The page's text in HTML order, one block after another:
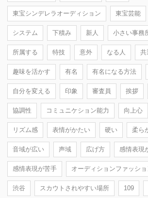
東宝シンデレラオーディション 東宝芸能
システム 下積み 新人 小さい事務
所属する 特技 意外 なる人 共
趣味を活かす 有名 有名になる方法
自分を変える 印象 審査員 挨拶
協調性 コミュニケション能力 向上心
リズム感 表情がかたい 硬い 柔ら
音域が広い 声域 広げ方 感情表現
感情表現が苦手 オーディションファッショ
渋谷 スカウトされやすい場所 109